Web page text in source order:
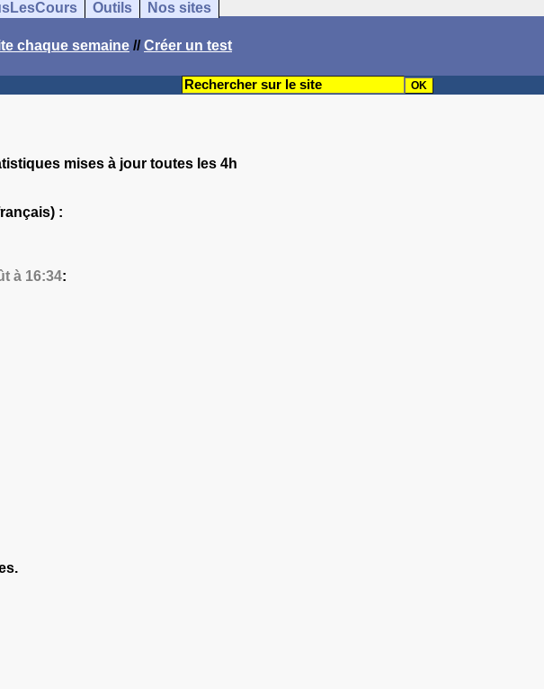
Outils Nos sites
chaque semaine //Créer un test
mises à jour toutes les 4h
:
à 16:34: